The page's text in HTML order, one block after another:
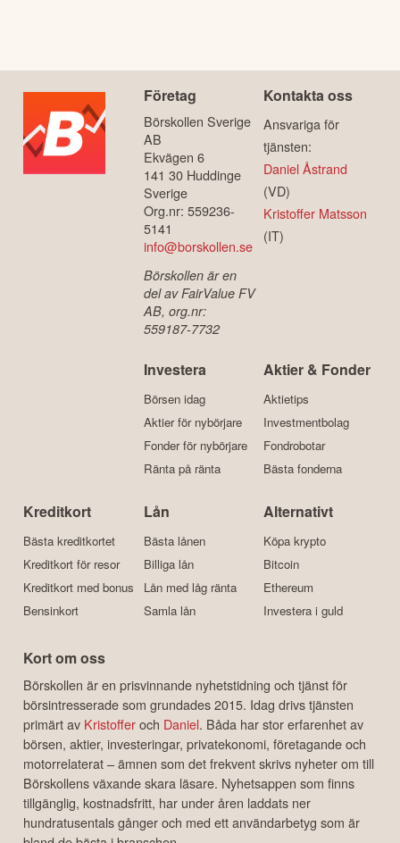
Företag
Börskollen Sverige
AB
Ekvägen 6
141 30 Huddinge
Sverige
Org.nr: 559236-
5141
info@borskollen.se
Börskollen är en
del av FairValue FV
AB, org.nr:
559187-7732
Kontakta oss
Ansvariga för
tjänsten:
Daniel Åstrand
(VD)
Kristoffer Matsson
(IT)
Investera
Börsen idag
Aktier för nybörjare
Fonder för nybörjare
Ränta på ränta
Aktier & Fonder
Aktietips
Investmentbolag
Fondrobotar
Bästa fonderna
Kreditkort
Bästa kreditkortet
Kreditkort för resor
Kreditkort med bonus
Bensinkort
Lån
Bästa lånen
Billiga lån
Lån med låg ränta
Samla lån
Alternativt
Köpa krypto
Bitcoin
Ethereum
Investera i guld
Kort om oss
Börskollen är en prisvinnande nyhetstidning och tjänst för
börsintresserade som grundades 2015. Idag drivs tjänsten
primärt av Kristofferoch Daniel. Båda har stor erfarenhet av
börsen, aktier, investeringar, privatekonomi, företagande och
motorrelaterat – ämnen som det frekvent skrivs nyheter om till
Börskollens växande skara läsare. Nyhetsappen som finns
tillgänglig, kostnadsfritt, har under åren laddats ner
hundratusentals gånger och med ett användarbetyg som är